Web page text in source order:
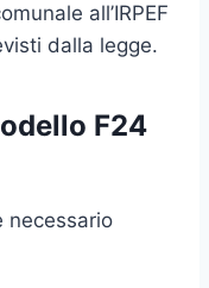
all’IRPEF
dalla legge.
F24
necessario